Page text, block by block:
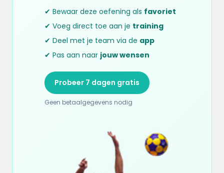
✔ Bewaar deze oefening als favoriet
✔ Voeg direct toe aan je training
✔ Deel met je team via de app
✔ Pas aan naar jouw wensen
Probeer 7 dagen gratis
Geen betaalgegevens nodig